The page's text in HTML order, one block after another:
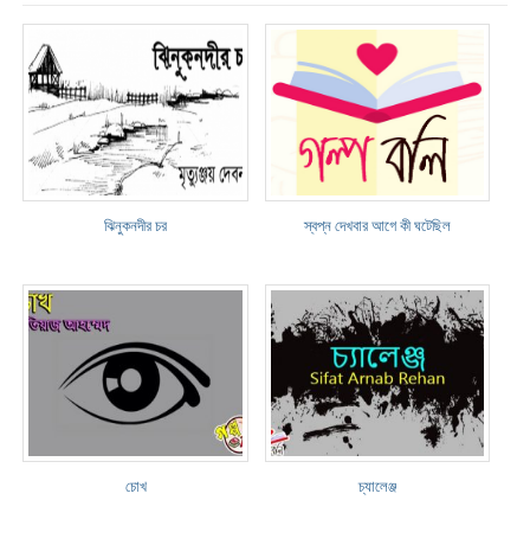
ঝিনুকনদীর চর স্বপ্ন দেখবার আগে কী ঘটেছিল
চোখ চ্যালেঞ্জ